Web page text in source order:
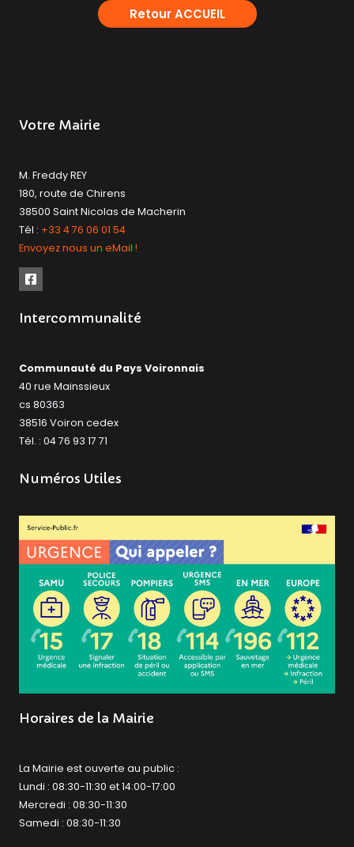
Retour ACCUEIL
Votre Mairie
M. Freddy REY
180, route de Chirens
38500 Saint Nicolas de Macherin
Tél : +33 4 76 06 01 54
Envoyez nous un eMail !
Intercommunalité
Communauté du Pays Voironnais
40 rue Mainssieux
cs 80363
38516 Voiron cedex
Tél. : 04 76 93 17 71
Numéros Utiles
Horaires de la Mairie
La Mairie est ouverte au public :
Lundi : 08:30-11:30 et 14:00-17:00
Mercredi : 08:30-11:30
Samedi : 08:30-11:30